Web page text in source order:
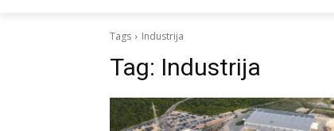
Tags Industrija
Tag: Industrija